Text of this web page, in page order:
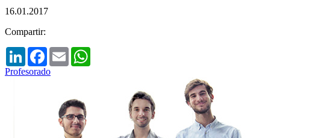
16.01.2017
Compartir:
LinkedInFacebook
Email
Profesorado